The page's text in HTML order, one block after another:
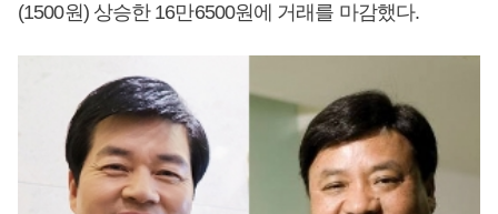
(1500원) 상승한 16만6500원에 거래를 마감했다.